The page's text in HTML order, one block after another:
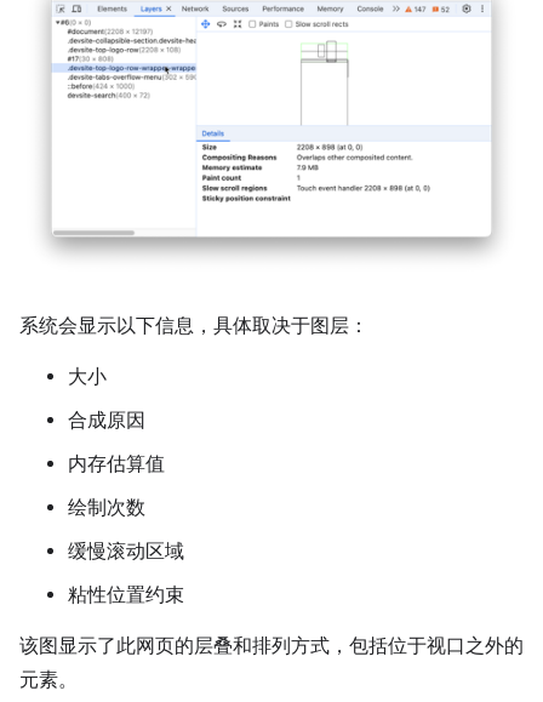
系统会显示以下信息，具体取决于图层：
大小
合成原因
内存估算值
绘制次数
缓慢滚动区域
粘性位置约束
该图显示了此网页的层叠和排列方式，包括位于视口之外的
元素。